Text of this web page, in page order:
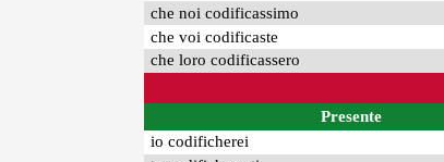
che noi codificassimo
che voi codificaste
che loro codificassero
Presente
io codificherei